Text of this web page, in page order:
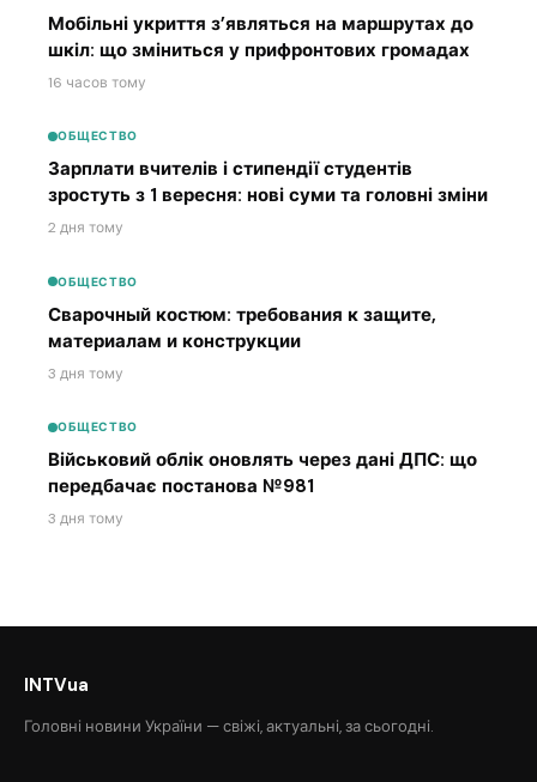
Мобільні укриття з’являться на маршрутах до
шкіл: що зміниться у прифронтових громадах
16 часов тому
ОБЩЕСТВО
Зарплати вчителів і стипендії студентів
зростуть з 1 вересня: нові суми та головні зміни
2 дня тому
ОБЩЕСТВО
Сварочный костюм: требования к защите,
материалам и конструкции
3 дня тому
ОБЩЕСТВО
Військовий облік оновлять через дані ДПС: що
передбачає постанова №981
3 дня тому
INTVua
Головні новини України — свіжі, актуальні, за сьогодні.